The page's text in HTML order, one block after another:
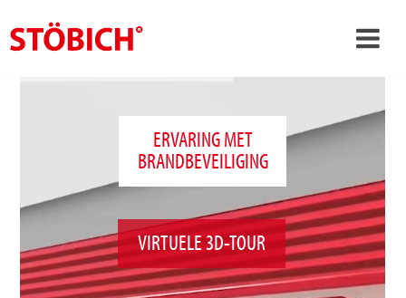
›
Referenties
›
Over Stöbich
Actueel
ERVARING MET
BRANDBEVEILIGING
VIRTUELE 3D-TOUR